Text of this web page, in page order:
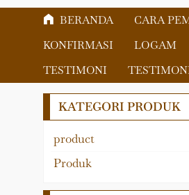
BERANDA CARA
KONFIRMASI
LOGAM
TESTIMONI
KATEGORI PRODUK
product
Akrilik
Produk